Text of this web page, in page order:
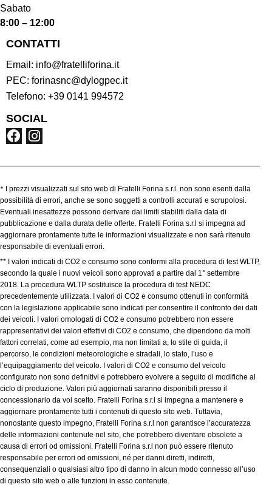
Sabato
8:00 – 12:00
CONTATTI
Email: info@fratelliforina.it
PEC: forinasnc@dylogpec.it
Telefono: +39 0141 994572
SOCIAL
*
I prezzi visualizzati sul sito web di Fratelli Forina s.r.l. non sono esenti dalla
possibilità di errori, anche se sono soggetti a controlli accurati e scrupolosi.
Eventuali inesattezze possono derivare dai limiti stabiliti dalla data di
pubblicazione e dalla durata delle offerte. Fratelli Forina s.r.l si impegna ad
aggiornare prontamente tutte le informazioni visualizzate e non sarà ritenuto
responsabile di eventuali errori.
** I valori indicati di CO2 e consumo sono conformi alla procedura di test WLTP,
secondo la quale i nuovi veicoli sono approvati a partire dal 1° settembre
2018. La procedura WLTP sostituisce la procedura di test NEDC
precedentemente utilizzata. I valori di CO2 e consumo ottenuti in conformità
con la legislazione applicabile sono indicati per consentire il confronto dei dati
dei veicoli. I valori omologati di CO2 e consumo potrebbero non essere
rappresentativi dei valori effettivi di CO2 e consumo, che dipendono da molti
fattori correlati, come ad esempio, ma non limitati a, lo stile di guida, il
percorso, le condizioni meteorologiche e stradali, lo stato, l’uso e
l’equipaggiamento del veicolo. I valori di CO2 e consumo del veicolo
configurato non sono definitivi e potrebbero evolvere a seguito di modifiche al
ciclo di produzione. Valori più aggiornati saranno disponibili presso il
concessionario da voi scelto. Fratelli Forina s.r.l si impegna a mantenere e
aggiornare prontamente tutti i contenuti di questo sito web. Tuttavia,
nonostante questo impegno, Fratelli Forina s.r.l non garantisce l’accuratezza
delle informazioni contenute nel sito, che potrebbero diventare obsolete a
causa di errori od omissioni. Fratelli Forina s.r.l non può essere ritenuto
responsabile per errori od omissioni, né per danni diretti, indiretti,
consequenziali o qualsiasi altro tipo di danno in alcun modo connesso all’uso
di questo sito web o alle funzioni in esso contenute.